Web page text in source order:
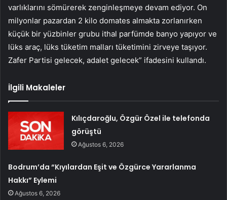
varlıklarını sömürerek zenginleşmeye devam ediyor. On
milyonlar pazardan 2 kilo domates almakta zorlanırken
küçük bir yüzbinler grubu ithal parfümde banyo yapıyor ve
lüks araç, lüks tüketim malları tüketimini zirveye taşıyor.
Zafer Partisi gelecek, adalet gelecek” ifadesini kullandı.
İlgili Makaleler
Kılıçdaroğlu, Özgür Özel ile telefonda
görüştü
Ağustos 6, 2026
Bodrum’da “Kıyılardan Eşit ve Özgürce Yararlanma
Hakkı” Eylemi
Ağustos 6, 2026